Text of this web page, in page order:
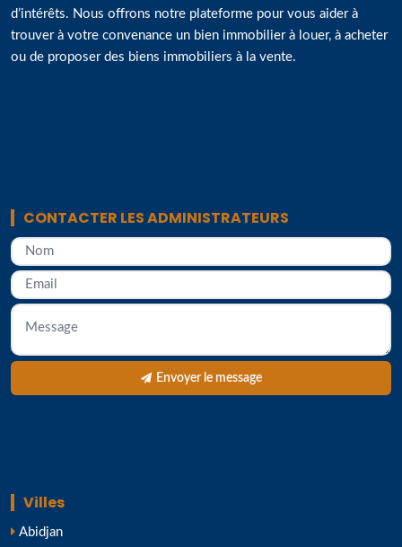
d’intérêts. Nous offrons notre plateforme pour vous aider à
trouver à votre convenance un bien immobilier à louer, à acheter
ou de proposer des biens immobiliers à la vente.
CONTACTER LES ADMINISTRATEURS
Envoyer le message
Villes
Abidjan